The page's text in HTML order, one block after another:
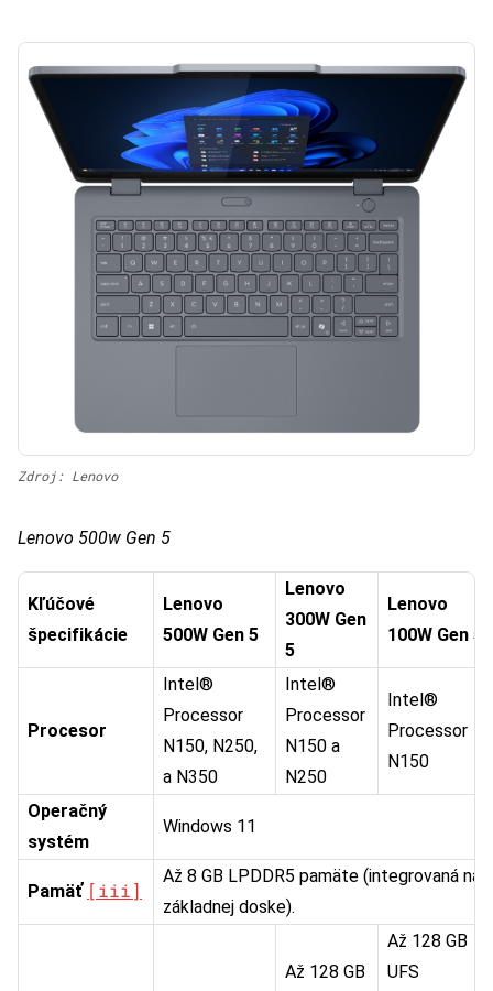
Zdroj: Lenovo
Lenovo 500w Gen 5
Kľúčové
špecifikácie
Lenovo
500W Gen 5
Lenovo
300W Gen
5
Lenovo
100W Gen 5
Procesor
Intel®
Processor
N150, N250,
a N350
Intel®
Processor
N150 a
N250
Intel®
Processor
N150
Operačný
systém
Windows 11
Pamäť [iii]
Až 8 GB LPDDR5 pamäte (integrovaná na
základnej doske).
Až 128 GB
Až 128 GB
UFS